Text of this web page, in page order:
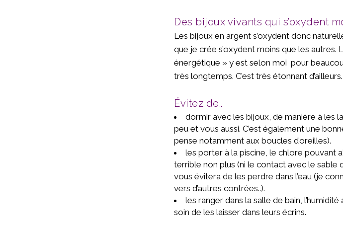
Des bijoux vivants qui s’oxydent
Les bijoux en argent s’oxydent donc
que je crée s’oxydent moins que les autres.
énergétique » y est selon moi pour
très longtemps. C’est très étonnant d’ailleurs.
Évitez de..
dormir avec les bijoux, de manière à les
peu et vous aussi. C’est également une
pense notamment aux boucles d’oreilles).
les porter à la piscine, le chlore pouvant
terrible non plus (ni le contact avec le sable
vous évitera de les perdre dans l’eau (je
vers d’autres contrées..).
les ranger dans la salle de bain,
soin de les laisser dans leurs écrins.